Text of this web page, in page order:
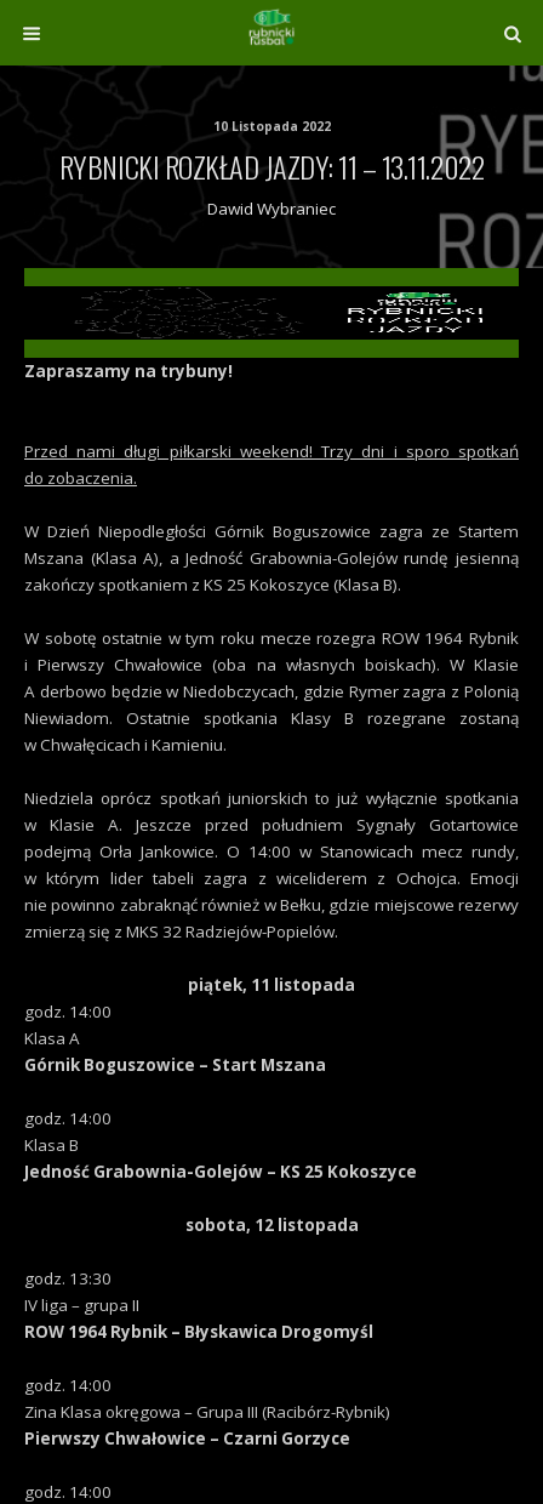
10 Listopada 2022
RYBNICKI ROZKŁAD JAZDY: 11 – 13.11.2022
Dawid Wybraniec
Zapraszamy na trybuny!
Przed nami długi piłkarski weekend! Trzy dni i sporo spotkań
do zobaczenia.
W Dzień Niepodległości Górnik Boguszowice zagra ze Startem
Mszana (Klasa A), a Jedność Grabownia-Golejów rundę jesienną
zakończy spotkaniem z KS 25 Kokoszyce (Klasa B).
W sobotę ostatnie w tym roku mecze rozegra ROW 1964 Rybnik
i Pierwszy Chwałowice (oba na własnych boiskach). W Klasie
A derbowo będzie w Niedobczycach, gdzie Rymer zagra z Polonią
Niewiadom. Ostatnie spotkania Klasy B rozegrane zostaną
w Chwałęcicach i Kamieniu.
Niedziela oprócz spotkań juniorskich to już wyłącznie spotkania
w Klasie A. Jeszcze przed południem Sygnały Gotartowice
podejmą Orła Jankowice. O 14:00 w Stanowicach mecz rundy,
w którym lider tabeli zagra z wiceliderem z Ochojca. Emocji
nie powinno zabraknąć również w Bełku, gdzie miejscowe rezerwy
zmierzą się z MKS 32 Radziejów-Popielów.
piątek, 11 listopada
godz. 14:00
Klasa A
Górnik Boguszowice – Start Mszana
godz. 14:00
Klasa B
Jedność Grabownia-Golejów – KS 25 Kokoszyce
sobota, 12 listopada
godz. 13:30
IV liga – grupa II
ROW 1964 Rybnik – Błyskawica Drogomyśl
godz. 14:00
Zina Klasa okręgowa – Grupa III (Racibórz-Rybnik)
Pierwszy Chwałowice – Czarni Gorzyce
godz. 14:00